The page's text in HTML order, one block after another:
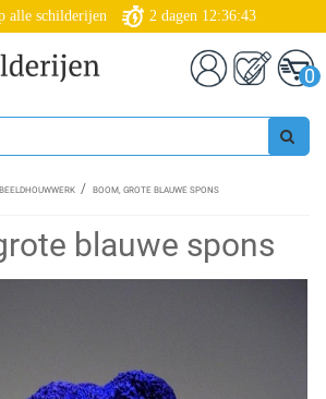
alle schilderijen 2 dagen 12:36:43
0
BEELDHOUWWERK BOOM, GROTE BLAUWE SPONS
blauwe spons